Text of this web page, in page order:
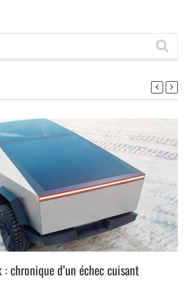
: chronique d’un échec cuisant